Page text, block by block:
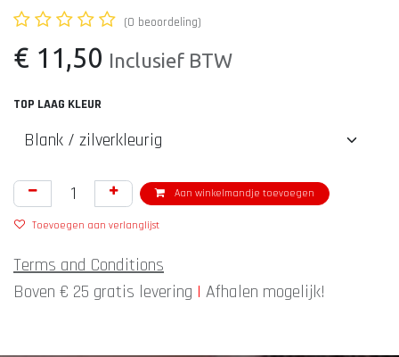
(0 beoordeling)
€ 11,50 Inclusief BTW
TOP LAAG KLEUR
Aan winkelmandje toevoegen
Toevoegen aan verlanglijst
Terms and Conditions
Boven € 25 gratis levering | Afhalen mogelijk!